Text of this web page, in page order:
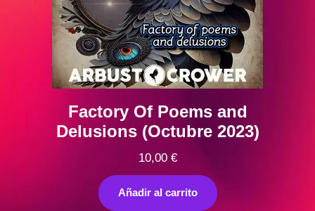
Factory Of Poems and
Delusions (Octubre 2023)
10,00 €
Añadir al carrito